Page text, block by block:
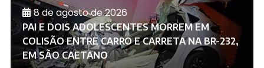
8 de agosto de 2026
PAI E DOIS ADOLESCENTES MORREM EM
COLISÃO ENTRE CARRO E CARRETA NA BR-232,
EM SÃO CAETANO